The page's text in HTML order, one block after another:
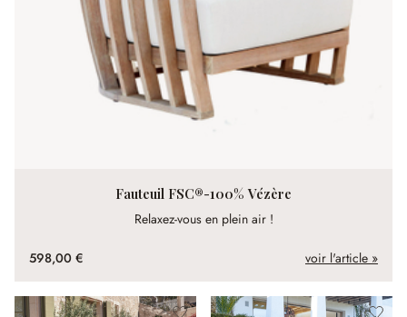
Fauteuil FSC®-100% Vézère
Relaxez-vous en plein air !
598,00 € voir l'article »